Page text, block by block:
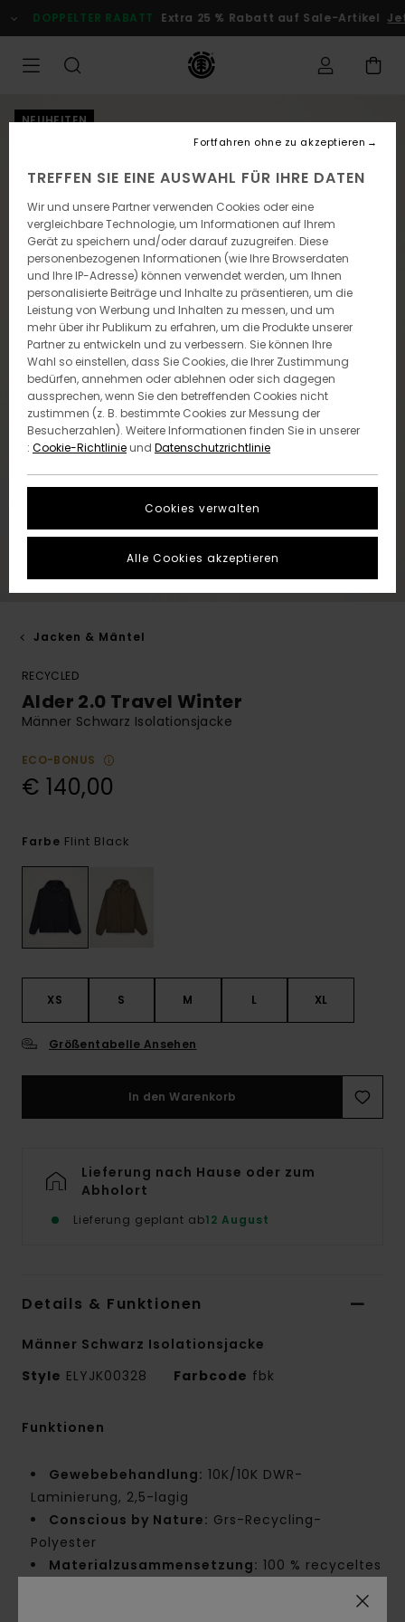
zur
Produktinformation
DOPPELTER RABATT Extra 25 % Rabatt auf Sale-Artikel
NEUHEITEN
Jacken & Mäntel
RECYCLED
Alder 2.0 Travel Winter
Männer Schwarz Isolationsjacke
ECO-BONUS
€ 140,00
Farbe Flint Black
XS S M L XL
Größentabelle Ansehen
In den Warenkorb
Lieferung nach Hause oder zum
Abholort
Lieferung geplant ab12 August
Details & Funktionen
Männer Schwarz Isolationsjacke
Style ELYJK00328 Farbcode fbk
Funktionen
Gewebebehandlung: 10K/10K DWR-
Laminierung, 2,5-lagig
Conscious by Nature: Grs-Recycling-
Polyester
Materialzusammensetzung: 100 % recyceltes
TREFFEN SIE EINE AUSWAHL FÜR IHRE DATEN
Wir und unsere Partner verwenden Cookies oder eine
vergleichbare Technologie, um Informationen auf Ihrem
Gerät zu speichern und/oder darauf zuzugreifen. Diese
personenbezogenen Informationen (wie Ihre Browserdaten
und Ihre IP-Adresse) können verwendet werden, um Ihnen
personalisierte Beiträge und Inhalte zu präsentieren, um die
Leistung von Werbung und Inhalten zu messen, und um
mehr über ihr Publikum zu erfahren, um die Produkte unserer
Partner zu entwickeln und zu verbessern. Sie können Ihre
Wahl so einstellen, dass Sie Cookies, die Ihrer Zustimmung
bedürfen, annehmen oder ablehnen oder sich dagegen
aussprechen, wenn Sie den betreffenden Cookies nicht
zustimmen (z. B. bestimmte Cookies zur Messung der
Besucherzahlen). Weitere Informationen finden Sie in unserer
: Cookie-Richtlinieund Datenschutzrichtlinie
Cookies verwalten
Fortfahren ohne zu akzeptieren
Alle Cookies akzeptieren